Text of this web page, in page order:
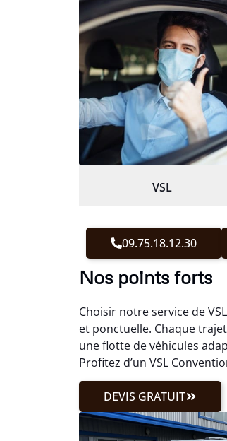
VSL
09.75.18.12.30
Nos points forts
Choisir notre service de
et ponctuelle. Chaque
une flotte de véhicules
Profitez d’un VSL
DEVIS GRATUIT